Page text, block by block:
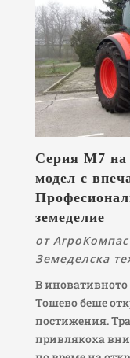
Серия M7
модел с
земеделие
от АгроКомпас
Земеделска
В иновативното
Тошево беше
постижения.
привлякоха